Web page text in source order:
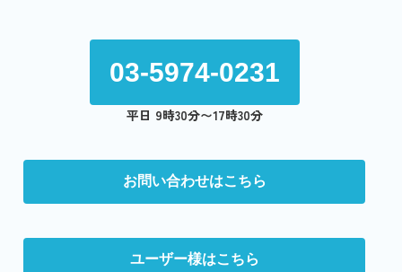
03-5974-0231
平日 9時30分〜17時30分
お問い合わせはこちら
ユーザー様はこちら